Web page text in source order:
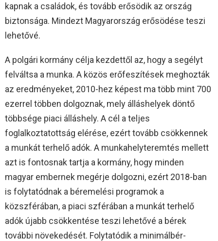
kapnak a családok, és tovább erősödik az ország
biztonsága. Mindezt Magyarország erősödése teszi
lehetővé.
A polgári kormány célja kezdettől az, hogy a segélyt
felváltsa a munka. A közös erőfeszítések meghozták
az eredményeket, 2010-hez képest ma több mint 700
ezerrel többen dolgoznak, mely álláshelyek döntő
többsége piaci álláshely. A cél a teljes
foglalkoztatottság elérése, ezért tovább csökkennek
a munkát terhelő adók. A munkahelyteremtés mellett
azt is fontosnak tartja a kormány, hogy minden
magyar embernek megérje dolgozni, ezért 2018-ban
is folytatódnak a béremelési programok a
közszférában, a piaci szférában a munkát terhelő
adók újabb csökkentése teszi lehetővé a bérek
további növekedését. Folytatódik a minimálbér-